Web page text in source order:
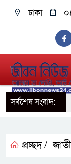
ঢাকা
সর্বশেষ সংবাদ:
প্রচ্ছদ /